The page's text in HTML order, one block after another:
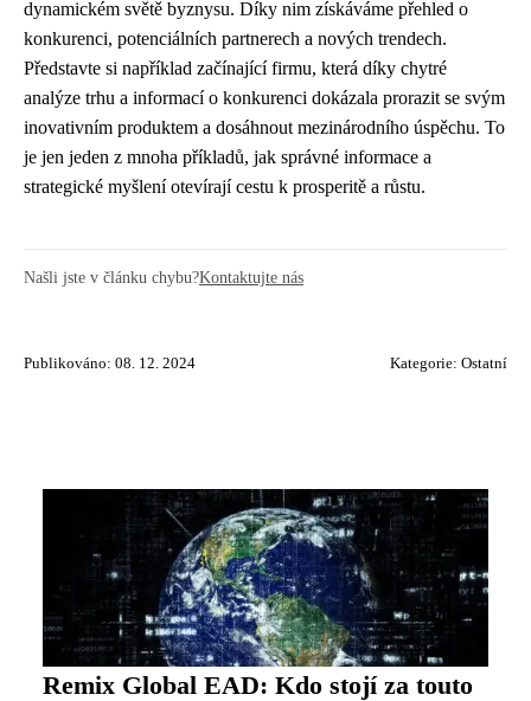
dynamickém světě byznysu. Díky nim získáváme přehled o
konkurenci, potenciálních partnerech a nových trendech.
Představte si například začínající firmu, která díky chytré
analýze trhu a informací o konkurenci dokázala prorazit se svým
inovativním produktem a dosáhnout mezinárodního úspěchu. To
je jen jeden z mnoha příkladů, jak správné informace a
strategické myšlení otevírají cestu k prosperitě a růstu.
Našli jste v článku chybu?Kontaktujte nás
Publikováno: 08. 12. 2024 Kategorie: Ostatní
Remix Global EAD: Kdo stojí za touto